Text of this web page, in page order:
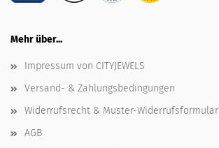
Mehr über...
Impressum von CITYJEWELS
Versand- & Zahlungsbedingungen
Widerrufsrecht & Muster-Widerrufsformular
AGB